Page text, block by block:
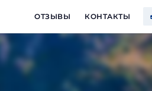
ОТЗЫВЫ КОНТАКТЫ